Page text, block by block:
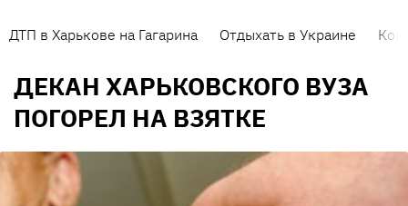
ДТП в Харькове на Гагарина Отдыхать в Украине
ДЕКАН ХАРЬКОВСКОГО ВУЗА
ПОГОРЕЛ НА ВЗЯТКЕ